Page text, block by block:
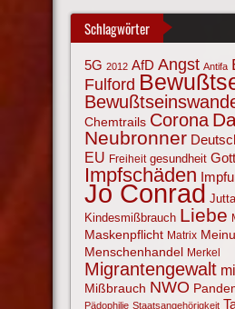
Schlagwörter
5G 2012 AfD Angst Antifa
Fulford
Chemtrails Corona
Neubronner
EU Freiheit gesundheit Gott
Impfschäden
Jo Conrad
Kindesmißbrauch Liebe
Maskenpflicht Matrix
Menschenhandel Merkel
Migrantengewalt
Mißbrauch NWO
Pädophilie Staatsangehörigkeit